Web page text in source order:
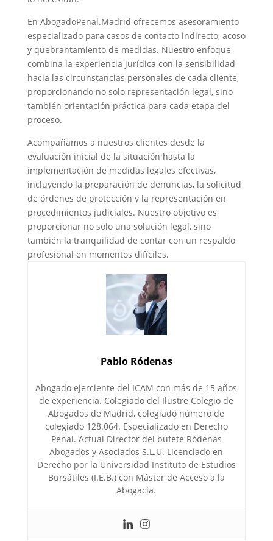
En AbogadoPenal.Madrid ofrecemos asesoramiento
especializado para casos de contacto indirecto, acoso
y quebrantamiento de medidas. Nuestro enfoque
combina la experiencia jurídica con la sensibilidad
hacia las circunstancias personales de cada cliente,
proporcionando no solo representación legal, sino
también orientación práctica para cada etapa del
proceso.
Acompañamos a nuestros clientes desde la
evaluación inicial de la situación hasta la
implementación de medidas legales efectivas,
incluyendo la preparación de denuncias, la solicitud
de órdenes de protección y la representación en
procedimientos judiciales. Nuestro objetivo es
proporcionar no solo una solución legal, sino
también la tranquilidad de contar con un respaldo
profesional en momentos difíciles.
Pablo Ródenas
Abogado ejerciente del ICAM con más de 15 años
de experiencia. Colegiado del Ilustre Colegio de
Abogados de Madrid, colegiado número de
colegiado 128.064. Especializado en Derecho
Penal. Actual Director del bufete Ródenas
Abogados y Asociados S.L.U. Licenciado en
Derecho por la Universidad Instituto de Estudios
Bursátiles (I.E.B.) con Máster de Acceso a la
Abogacía.